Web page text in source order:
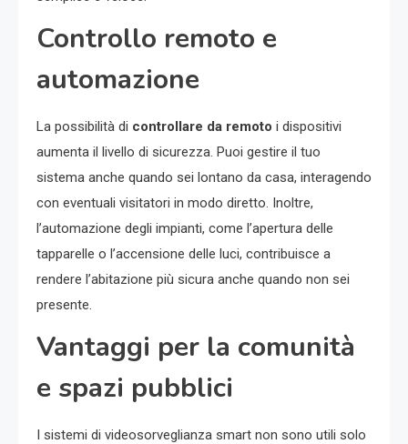
Controllo remoto e
automazione
La possibilità di controllare da remoto i dispositivi
aumenta il livello di sicurezza. Puoi gestire il tuo
sistema anche quando sei lontano da casa, interagendo
con eventuali visitatori in modo diretto. Inoltre,
l’automazione degli impianti, come l’apertura delle
tapparelle o l’accensione delle luci, contribuisce a
rendere l’abitazione più sicura anche quando non sei
presente.
Vantaggi per la comunità
e spazi pubblici
I sistemi di videosorveglianza smart non sono utili solo